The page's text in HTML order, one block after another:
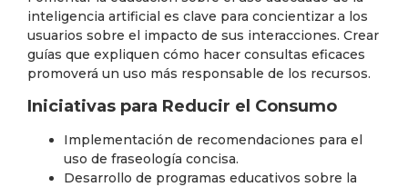
inteligencia artificial es clave para concientizar a los
usuarios sobre el impacto de sus interacciones. Crear
guías que expliquen cómo hacer consultas eficaces
promoverá un uso más responsable de los recursos.
Iniciativas para Reducir el Consumo
Implementación de recomendaciones para el
uso de fraseología concisa.
Desarrollo de programas educativos sobre la